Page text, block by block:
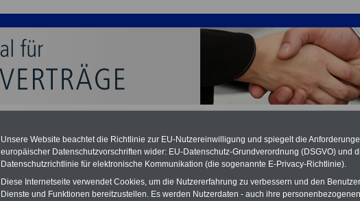
Arbeitszeit im Tarifrecht des öffentlichen Dienst
Unsere Website beachtet die Richtlinie zur EU-Nutzereinwilligung und spiegelt die
europäischer Datenschutzvorschriften wider: EU-Datenschutz-Grundverordnung (DSGVO) und
Datenschutzrichtlinie für elektronische Kommunikation (die sogenannte E-Privacy-Richtlinie).
Diese Internetseite verwendet Cookies, um die Nutzererfahrung zu verbessern und den
Dienste und Funktionen bereitzustellen. Es werden Nutzerdaten - auch ihre